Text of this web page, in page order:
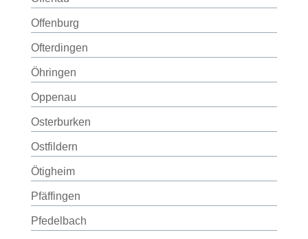
Offenburg
Ofterdingen
Öhringen
Oppenau
Osterburken
Ostfildern
Ötigheim
Pfäffingen
Pfedelbach